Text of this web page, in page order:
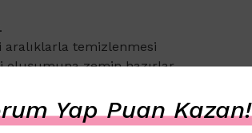
aralıklarla temizlenmesi
oluşumuna zemin hazırlar.
Aksi taktirde su
zarar görüp kısa ömürlü
Yap Puan Kazan!